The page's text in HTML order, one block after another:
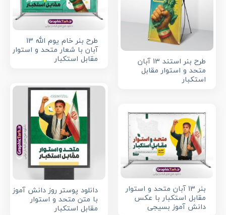
طرح بنر استند 13 آبان
متحد و استوار مقابل
استکبار
طرح بنر خام یوم الله 13
آبان با شعار متحد و استوار
مقابل استکبار
دانلود پوستر روز دانش آموز
با متن متحد و استوار
مقابل استکبار
بنر 13 آبان متحد و استوار
مقابل استکبار با عکس
دانش آموز بسیجی